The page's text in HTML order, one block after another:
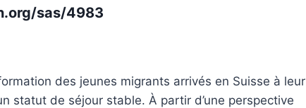
sas/4983
des jeunes migrants arrivés en Suisse à leur
statut de séjour stable. À partir d’une perspective